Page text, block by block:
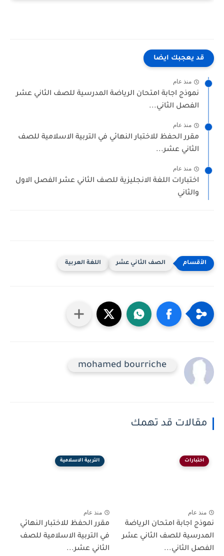
قد يعجبك ايضا
منذ عام
نموذج اجابة امتحان الرياضة المدرسية للصف الثاني عشر
الفصل الثاني...
منذ عام
مقرر الحفظ للاختبار النهائي في التربية الاسلامية للصف
الثاني عشر...
منذ عام
اختبارات اللغة الانجليزية للصف الثاني عشر الفصل الاول
والثاني
الصف الثاني عشر اللغة العربية
mohamed bourriche
مقالات قد تهمك
اختبارات
منذ عام
نموذج اجابة امتحان الرياضة
المدرسية للصف الثاني عشر
الفصل الثاني...
التربية الاسلامية
منذ عام
مقرر الحفظ للاختبار النهائي
في التربية الاسلامية للصف
الثاني عشر...